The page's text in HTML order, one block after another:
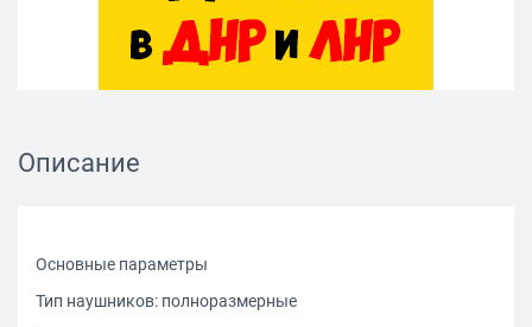
Описание
Основные параметры
Тип наушников: полноразмерные